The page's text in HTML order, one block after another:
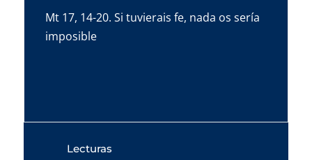
Mt 17, 14-20. Si tuvierais fe, nada os sería
imposible
Lecturas